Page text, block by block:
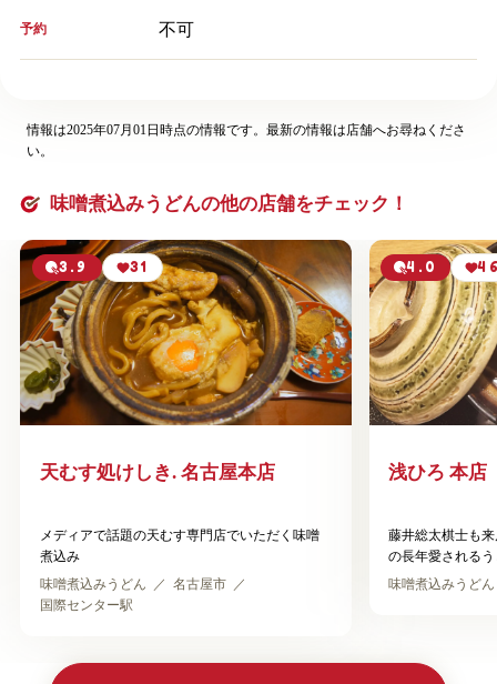
予約 不可
情報は2025年07月01日時点の情報です。最新の情報は店舗へお尋ねくださ
い。
味噌煮込みうどんの他の店舗をチェック！
3.9 31
天むす処けしき. 名古屋本店
メディアで話題の天むす専門店でいただく味噌
煮込み
味噌煮込みうどん
名古屋市
国際センター駅
4.0
浅ひろ 本店
藤井総太棋士も
の長年愛される
味噌煮込みうどん